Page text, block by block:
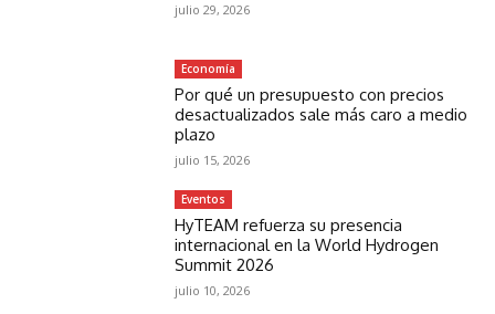
julio 29, 2026
Economía
Por qué un presupuesto con precios
desactualizados sale más caro a medio
plazo
julio 15, 2026
Eventos
HyTEAM refuerza su presencia
internacional en la World Hydrogen
Summit 2026
julio 10, 2026